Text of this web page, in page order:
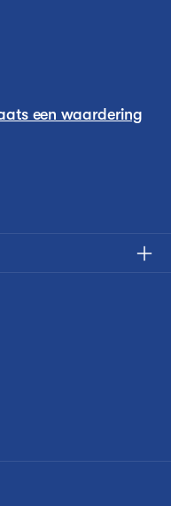
een waardering